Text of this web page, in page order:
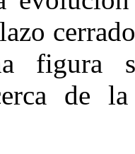
figura
de